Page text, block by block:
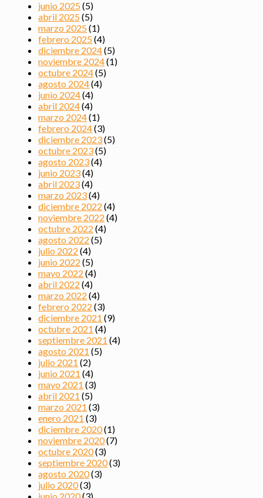
junio 2025(5)
abril 2025(5)
marzo 2025(1)
febrero 2025(4)
diciembre 2024(5)
noviembre 2024(1)
octubre 2024(5)
agosto 2024(4)
junio 2024(4)
abril 2024(4)
marzo 2024(1)
febrero 2024(3)
diciembre 2023(5)
octubre 2023(5)
agosto 2023(4)
junio 2023(4)
abril 2023(4)
marzo 2023(4)
diciembre 2022 (4)
noviembre 2022 (4)
octubre 2022 (4)
agosto 2022 (5)
julio 2022 (4)
junio 2022 (5)
mayo 2022 (4)
abril 2022 (4)
marzo 2022 (4)
febrero 2022 (3)
diciembre 2021 (9)
octubre 2021 (4)
septiembre 2021 (4)
agosto 2021 (5)
julio 2021 (2)
junio 2021 (4)
mayo 2021 (3)
abril 2021 (5)
marzo 2021 (3)
enero 2021 (3)
diciembre 2020(1)
noviembre 2020(7)
octubre 2020(3)
septiembre 2020(3)
agosto 2020(3)
julio 2020(3)
junio 2020(3)